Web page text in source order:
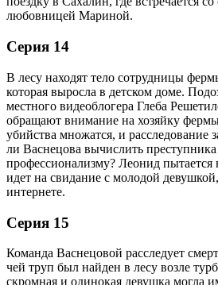
любовницей Мариной.
Серия 14
В лесу находят тело сотрудницы
которая выросла в детском доме.
местного видеоблогера Глеба
обращают внимание на хозяйку
убийства множатся, и расследование
ли Васнецова вычислить преступника
профессионализму? Леонид пытается
идет на свидание с молодой
интернете.
Серия 15
Команда Васнецовой расследует
чей труп был найден в лесу возле
скромная и одинокая девушка могла